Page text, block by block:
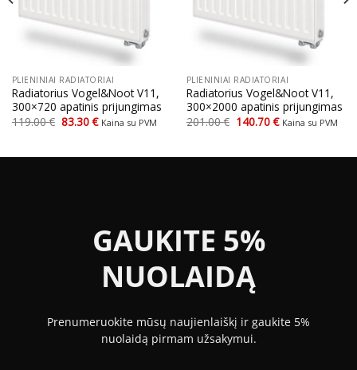
PLIENINIAI RADIATORIAI
Radiatorius Vogel&Noot V11,
300×720 apatinis prijungimas
119.00€ Original
price
83.30€Current
price
Kaina su PVM
PLIENINIAI RADIATORIAI
Radiatorius Vogel&Noot V11,
300×2000 apatinis prijungimas
201.00€ Original
price
140.70€Current
price
Kaina su PVM
GAUKITE 5%
NUOLAIDĄ
Prenumeruokite mūsų naujienlaiškį ir gaukite 5%
nuolaidą pirmam užsakymui.